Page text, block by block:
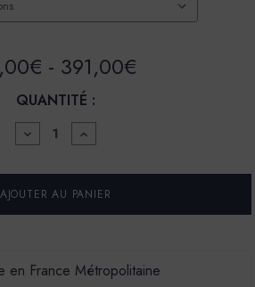
- 391,00€
QUANTITÉ :
DIMINUER
LA
POUR
LA
-
BRILLANT
-
AUGMENTER
LA
POUR
LA
-
BRILLANT
-
en France Métropolitaine